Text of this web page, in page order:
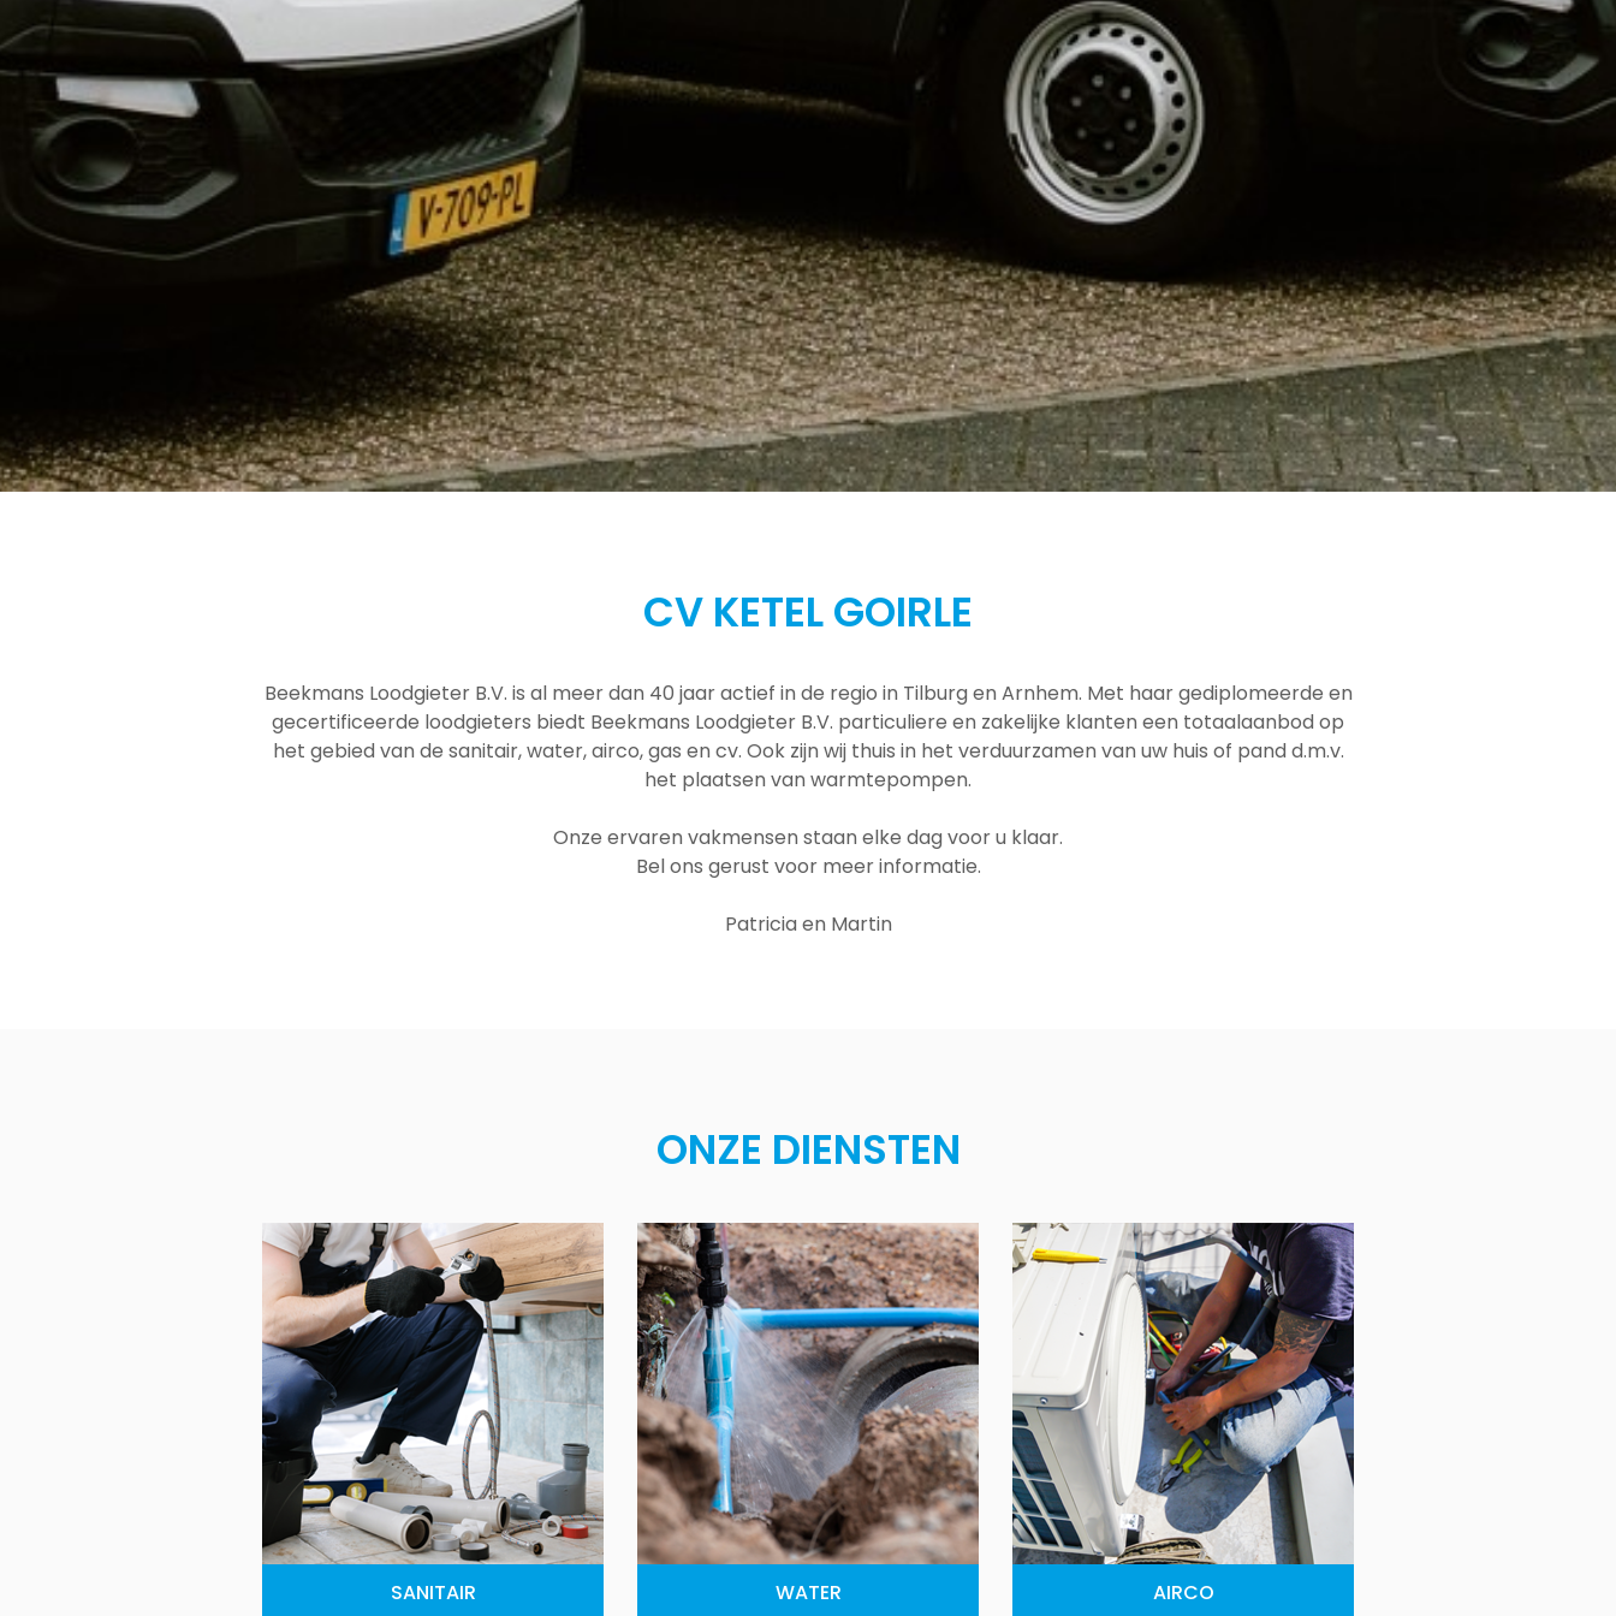
CV KETEL GOIRLE
Beekmans Loodgieter B.V. is al meer dan 40 jaar actief in de regio in Tilburg en Arnhem. Met haar gediplomeerde en
gecertificeerde loodgieters biedt Beekmans Loodgieter B.V. particuliere en zakelijke klanten een totaalaanbod op
het gebied van de sanitair, water, airco, gas en cv. Ook zijn wij thuis in het verduurzamen van uw huis of pand d.m.v.
het plaatsen van warmtepompen.
Onze ervaren vakmensen staan elke dag voor u klaar.
Bel ons gerust voor meer informatie.
Patricia en Martin
ONZE DIENSTEN
SANITAIR WATER AIRCO